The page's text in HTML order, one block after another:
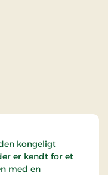
kongeligt
er kendt for et
med en